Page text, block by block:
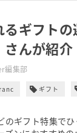
るギフト
さんが紹介
編集部
ギフト
のギフト特集で